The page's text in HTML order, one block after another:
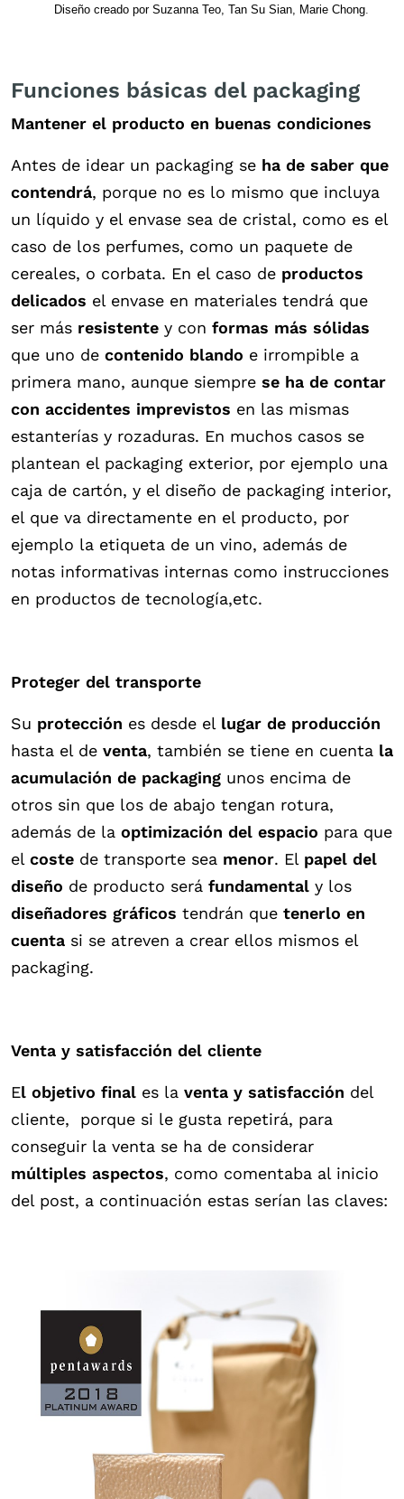
Diseño creado por Suzanna Teo, Tan Su Sian, Marie Chong.
Funciones básicas del packaging
Mantener el producto en buenas condiciones
Antes de idear un packaging se ha de saber que
contendrá, porque no es lo mismo que incluya
un líquido y el envase sea de cristal, como es el
caso de los perfumes, como un paquete de
cereales, o corbata. En el caso de productos
delicados el envase en materiales tendrá que
ser más resistente y con formas más sólidas
que uno de contenido blando e irrompible a
primera mano, aunque siempre se ha de contar
con accidentes imprevistos en las mismas
estanterías y rozaduras. En muchos casos se
plantean el packaging exterior, por ejemplo una
caja de cartón, y el diseño de packaging interior,
el que va directamente en el producto, por
ejemplo la etiqueta de un vino, además de
notas informativas internas como instrucciones
en productos de tecnología,etc.
Proteger del transporte
Su protección es desde el lugar de producción
hasta el de venta, también se tiene en cuenta la
acumulación de packaging unos encima de
otros sin que los de abajo tengan rotura,
además de la optimización del espacio para que
el coste de transporte sea menor. El papel del
diseño de producto será fundamental y los
diseñadores gráficos tendrán que tenerlo en
cuenta si se atreven a crear ellos mismos el
packaging.
Venta y satisfacción del cliente
El objetivo final es la venta y satisfacción del
cliente, porque si le gusta repetirá, para
conseguir la venta se ha de considerar
múltiples aspectos, como comentaba al inicio
del post, a continuación estas serían las claves: